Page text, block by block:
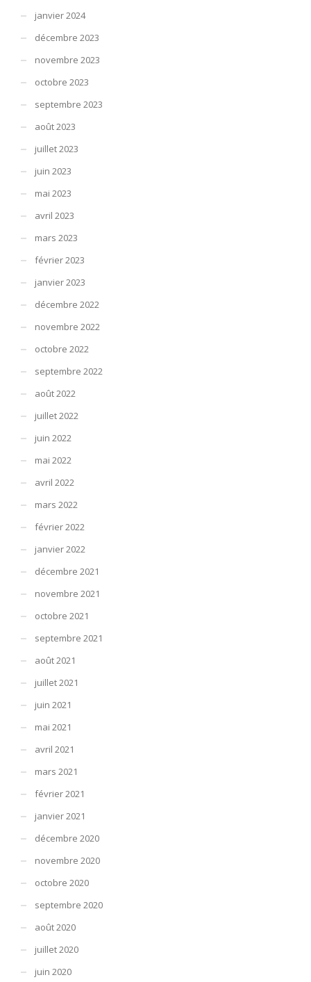
janvier 2024
décembre 2023
novembre 2023
octobre 2023
septembre 2023
août 2023
juillet 2023
juin 2023
mai 2023
avril 2023
mars 2023
février 2023
janvier 2023
décembre 2022
novembre 2022
octobre 2022
septembre 2022
août 2022
juillet 2022
juin 2022
mai 2022
avril 2022
mars 2022
février 2022
janvier 2022
décembre 2021
novembre 2021
octobre 2021
septembre 2021
août 2021
juillet 2021
juin 2021
mai 2021
avril 2021
mars 2021
février 2021
janvier 2021
décembre 2020
novembre 2020
octobre 2020
septembre 2020
août 2020
juillet 2020
juin 2020